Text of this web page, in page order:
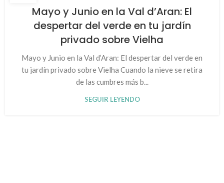
VALLE DE ARÁN
Mayo y Junio en la Val d’Aran: El
despertar del verde en tu jardín
privado sobre Vielha
Mayo y Junio en la Val d’Aran: El despertar del verde en
tu jardín privado sobre Vielha Cuando la nieve se retira
de las cumbres más b...
SEGUIR LEYENDO